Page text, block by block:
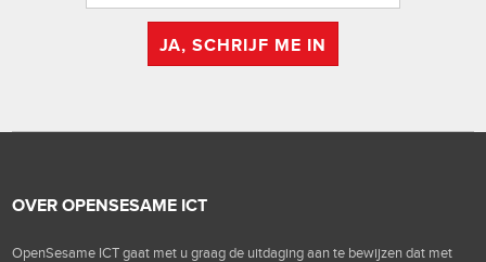
JA, SCHRIJF ME IN
OVER OPENSESAME ICT
OpenSesame ICT gaat met u graag de uitdaging aan te bewijzen dat met